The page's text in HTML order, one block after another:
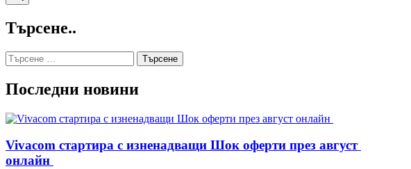
Търсене..
Търсене
за:
Последни новини
Vivacom стартира с изненадващи Шок оферти през август
онлайн